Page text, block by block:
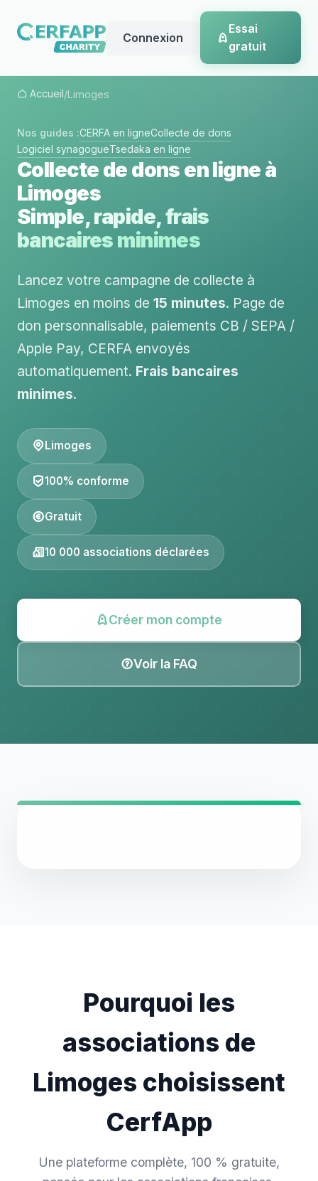
Connexion
Essai
gratuit
Accueil/Limoges
Nos guides :CERFA en ligneCollecte de dons
Logiciel synagogueTsedaka en ligne
Collecte de dons en ligne à
Limoges
Simple, rapide, frais
bancaires minimes
Lancez votre campagne de collecte à
Limoges en moins de 15 minutes. Page de
don personnalisable, paiements CB / SEPA /
Apple Pay, CERFA envoyés
automatiquement. Frais bancaires
minimes.
Limoges
100% conforme
Gratuit
10 000 associations déclarées
Créer mon compte
Voir la FAQ
Pourquoi les
associations de
Limoges choisissent
CerfApp
Une plateforme complète, 100 % gratuite,